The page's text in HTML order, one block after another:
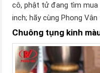
cô, phật tử đang tìm mua
inch; hãy cùng Phong
Chuông tụng kinh